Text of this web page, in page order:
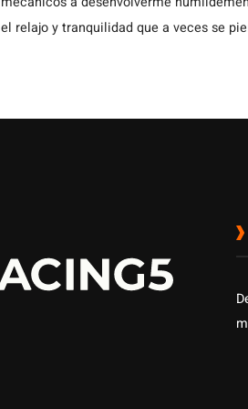
el relajo y tranquilidad que a veces se